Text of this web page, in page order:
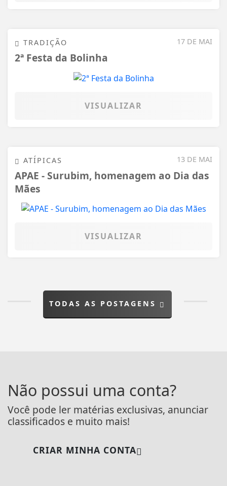
17 DE MAI
TRADIÇÃO
2ª Festa da Bolinha
VISUALIZAR
13 DE MAI
ATÍPICAS
APAE - Surubim, homenagem ao Dia das
Mães
VISUALIZAR
TODAS AS POSTAGENS
Não possui uma conta?
Você pode ler matérias exclusivas, anunciar
classificados e muito mais!
CRIAR MINHA CONTA